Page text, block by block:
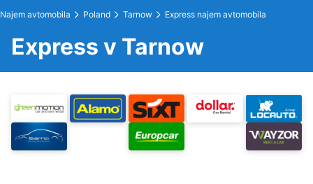
Najem avtomobila Poland Tarnow Express najem avtomobila
Express v Tarnow